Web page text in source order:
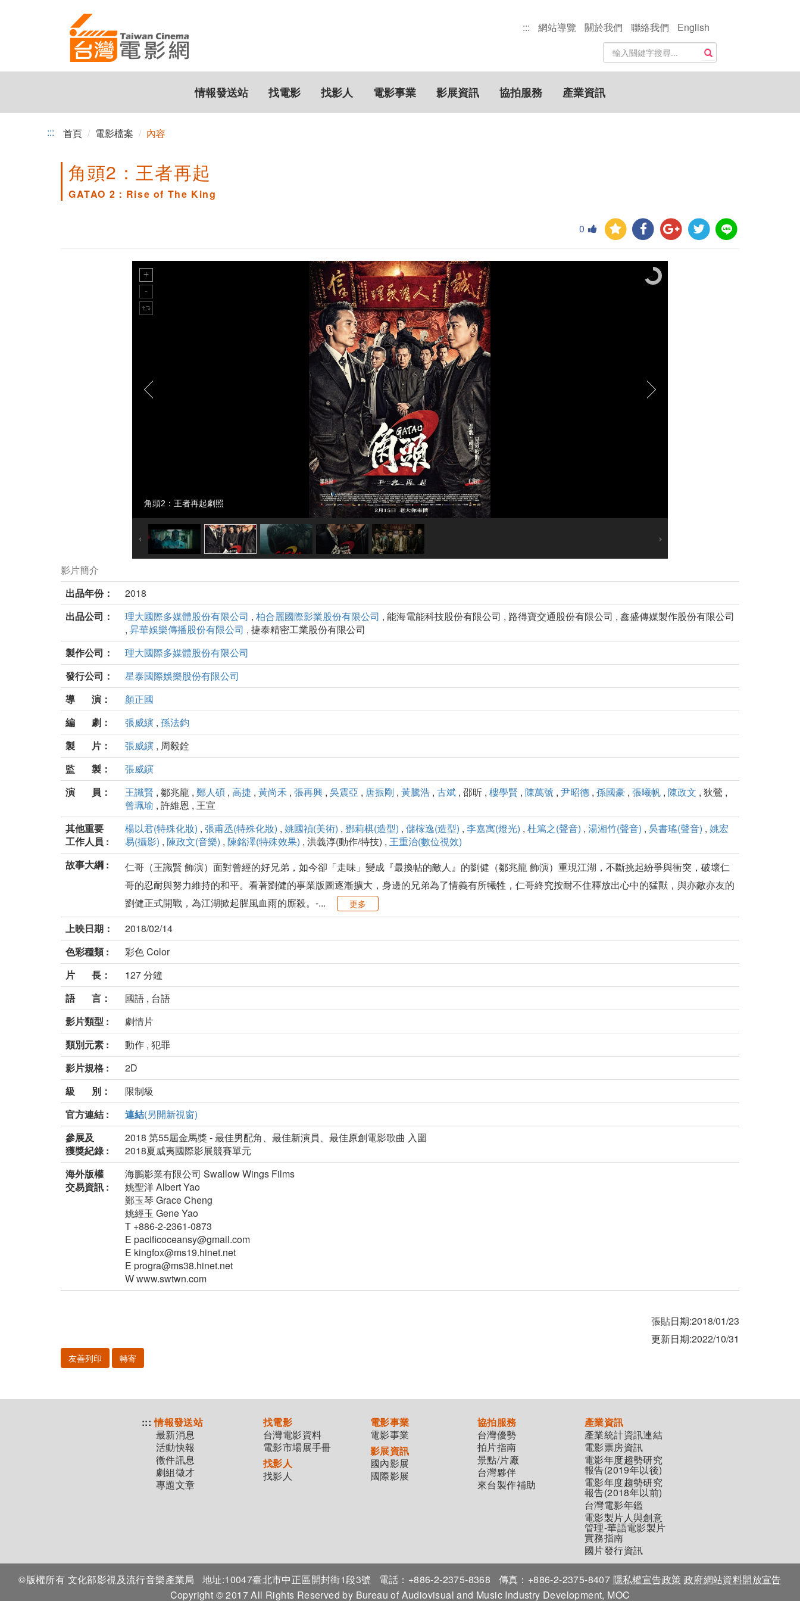
::: 網站導覽 關於我們 聯絡我們
English
站
內
搜
尋
關
鍵
搜尋
情報發送站 找電影 找影人 電影事業 影展資訊 協拍服務 產業資訊
::: 首頁 電影檔案 內容
角頭2：王者再起
GATAO 2：Rise of The King
0
角頭2：王者再起劇照
影片簡介
出品年份：
2018
出品公司：
理大國際多媒體股份有限公司 , 柏合麗國際影業股份有限公司 , 能海電能科技股份有限公司 , 路得寶交通股份有限公司 , 鑫盛傳媒製作股份有限公司
, 昇華娛樂傳播股份有限公司 , 捷泰精密工業股份有限公司
製作公司：
理大國際多媒體股份有限公司
發行公司：
星泰國際娛樂股份有限公司
導 演：
顏正國
編 劇：
張威縯 , 孫法鈞
製 片：
張威縯 , 周毅銓
監 製：
張威縯
演 員：
王識賢 , 鄒兆龍 , 鄭人碩 , 高捷 , 黃尚禾 , 張再興 , 吳震亞 , 唐振剛 , 黃騰浩 , 古斌 , 邵昕 , 樓學賢 , 陳萬號 , 尹昭德 , 孫國豪 , 張曦帆 , 陳政文 , 狄鶯 ,
曾珮瑜 , 許維恩 , 王宣
其他重要
工作人員 :
楊以君(特殊化妝) , 張甫丞(特殊化妝) , 姚國禎(美術) , 鄧莉棋(造型) , 儲榢逸(造型) , 李嘉寓(燈光) , 杜篤之(聲音) , 湯湘竹(聲音) , 吳書瑤(聲音) , 姚宏
易(攝影) , 陳政文(音樂) , 陳銘澤(特殊效果) , 洪義淳(動作/特技) , 王重治(數位視效)
故事大綱 :
仁哥（王識賢 飾演）面對曾經的好兄弟，如今卻「走味」變成『最換帖的敵人』的劉健（鄒兆龍 飾演）重現江湖，不斷挑起紛爭與衝突，破壞仁
哥的忍耐與努力維持的和平。看著劉健的事業版圖逐漸擴大，身邊的兄弟為了情義有所犧牲，仁哥終究按耐不住釋放出心中的猛獸，與亦敵亦友的
劉健正式開戰，為江湖掀起腥風血雨的廝殺。-...
更多
上映日期：
2018/02/14
色彩種類 :
彩色 Color
片 長：
127 分鐘
語 言：
國語 , 台語
影片類型 :
劇情片
類別元素 :
動作 , 犯罪
影片規格 :
2D
級 別：
限制級
官方連結 :
連結(另開新視窗)
參展及
獲獎紀錄 :
2018 第55屆金馬獎 - 最佳男配角、最佳新演員、最佳原創電影歌曲 入圍
2018夏威夷國際影展競賽單元
海外版權
交易資訊 :
海鵬影業有限公司 Swallow Wings Films
姚聖洋 Albert Yao
鄭玉琴 Grace Cheng
姚經玉 Gene Yao
T +886-2-2361-0873
E pacificoceansy@gmail.com
E kingfox@ms19.hinet.net
E progra@ms38.hinet.net
W www.swtwn.com
張貼日期:2018/01/23
更新日期:2022/10/31
友善列印 轉寄
::: 情報發送站
最新消息
活動快報
徵件訊息
劇組徵才
專題文章
找電影
台灣電影資料
電影市場展手冊
找影人
找影人
電影事業
電影事業
影展資訊
國內影展
國際影展
協拍服務
台灣優勢
拍片指南
景點/片廠
台灣夥伴
來台製作補助
產業資訊
產業統計資訊連結
電影票房資訊
電影年度趨勢研究
報告(2019年以後)
電影年度趨勢研究
報告(2018年以前)
台灣電影年鑑
電影製片人與創意
管理-華語電影製片
實務指南
國片發行資訊
©版權所有 文化部影視及流行音樂產業局 地址:10047臺北市中正區開封街1段3號 電話：+886-2-2375-8368 傳真：+886-2-2375-8407 隱私權宣告政策 政府網站資料開放宣告
Copyright © 2017 All Rights Reserved by Bureau of Audiovisual and Music Industry Development, MOC